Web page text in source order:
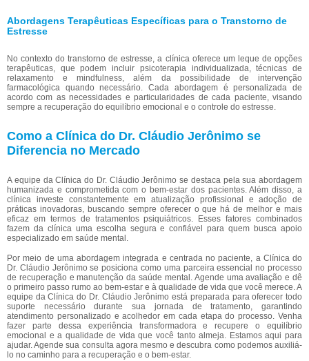
Abordagens Terapêuticas Específicas para o Transtorno de
Estresse
No contexto do transtorno de estresse, a clínica oferece um leque de opções
terapêuticas, que podem incluir psicoterapia individualizada, técnicas de
relaxamento e mindfulness, além da possibilidade de intervenção
farmacológica quando necessário. Cada abordagem é personalizada de
acordo com as necessidades e particularidades de cada paciente, visando
sempre a recuperação do equilíbrio emocional e o controle do estresse.
Como a Clínica do Dr. Cláudio Jerônimo se
Diferencia no Mercado
A equipe da Clínica do Dr. Cláudio Jerônimo se destaca pela sua abordagem
humanizada e comprometida com o bem-estar dos pacientes. Além disso, a
clínica investe constantemente em atualização profissional e adoção de
práticas inovadoras, buscando sempre oferecer o que há de melhor e mais
eficaz em termos de tratamentos psiquiátricos. Esses fatores combinados
fazem da clínica uma escolha segura e confiável para quem busca apoio
especializado em saúde mental.
Por meio de uma abordagem integrada e centrada no paciente, a Clínica do
Dr. Cláudio Jerônimo se posiciona como uma parceira essencial no processo
de recuperação e manutenção da saúde mental. Agende uma avaliação e dê
o primeiro passo rumo ao bem-estar e à qualidade de vida que você merece. A
equipe da Clínica do Dr. Cláudio Jerônimo está preparada para oferecer todo
suporte necessário durante sua jornada de tratamento, garantindo
atendimento personalizado e acolhedor em cada etapa do processo. Venha
fazer parte dessa experiência transformadora e recupere o equilíbrio
emocional e a qualidade de vida que você tanto almeja. Estamos aqui para
ajudar. Agende sua consulta agora mesmo e descubra como podemos auxiliá-
lo no caminho para a recuperação e o bem-estar.